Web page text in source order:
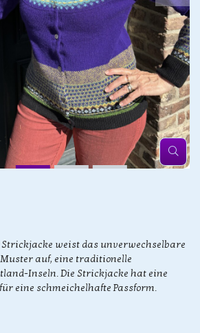
weist das unverwechselbare
auf, eine traditionelle
Inseln. Die Strickjacke hat eine
eine schmeichelhafte Passform.